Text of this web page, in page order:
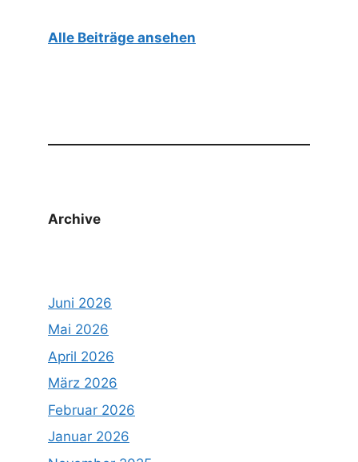
Alle Beiträge ansehen
Archive
Juni 2026
Mai 2026
April 2026
März 2026
Februar 2026
Januar 2026